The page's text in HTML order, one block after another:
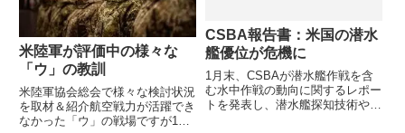
米陸軍が評価中の様々な
「ウ」の教訓
米陸軍協会総会で様々な検討状況
を取材＆紹介航空戦力が活躍でき
なかった「ウ」の戦場ですが10
CSBA報告書：米国の潜水
艦優位が危機に
1月末、CSBAが潜水艦作戦を含
む水中作戦の動向に関するレポー
トを発表し、潜水艦探知技術や探